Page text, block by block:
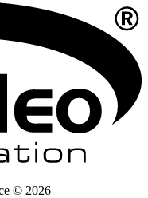
© 2026